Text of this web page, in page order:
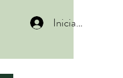
Iniciar sesión